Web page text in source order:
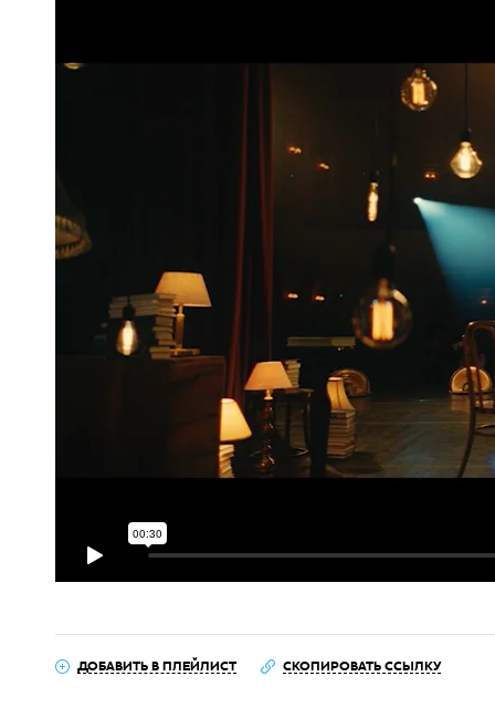
ДОБАВИТЬ В ПЛЕЙЛИСТ СКОПИРОВАТЬ ССЫЛКУ